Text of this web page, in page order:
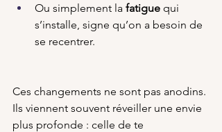
Ou simplement la fatigue qui
s’installe, signe qu’on a besoin de
se recentrer.
Ces changements ne sont pas anodins.
Ils viennent souvent réveiller une envie
plus profonde : celle de te